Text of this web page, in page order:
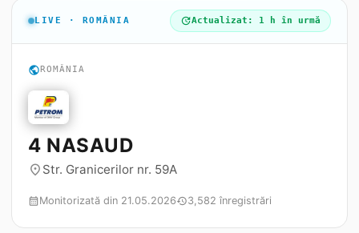
LIVE · ROMÂNIA updateActualizat: 1 h în urmă
publicROMÂNIA
4 NASAUD
place Str. Granicerilor nr. 59A
calendar_monthMonitorizată din 21.05.2026history3,582 înregistrări